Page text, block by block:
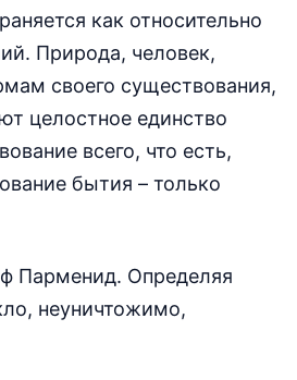
как относительно
Природа, человек,
своего существования,
целостное единство
всего, что есть,
бытия – только
Парменид. Определяя
неуничтожимо,